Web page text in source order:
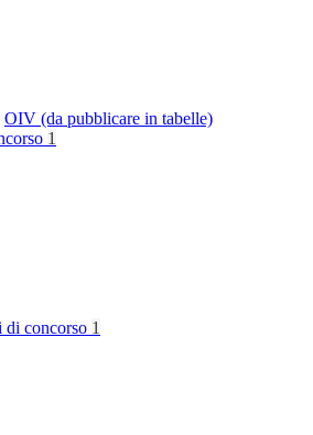
OIV (da pubblicare in tabelle)
1
di concorso 1